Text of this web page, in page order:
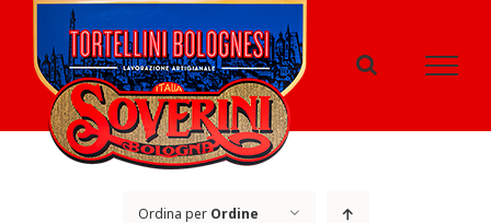
contenuto
Ordina per Ordine